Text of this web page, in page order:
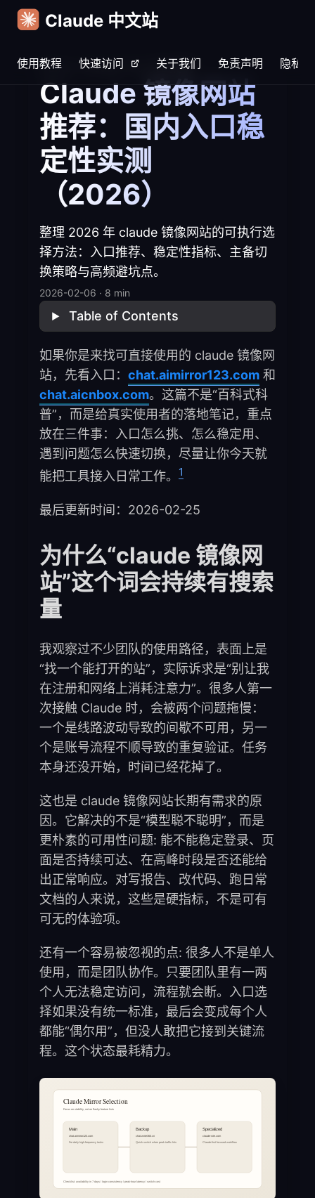
Claude 中文站
使用教程 快速访问 关于我们 免责声明 隐私
Home »Claude Tool 实战博客
Claude 镜像网站
推荐：国内入口稳
定性实测
（2026）
整理 2026 年 claude 镜像网站的可执行选
择方法：入口推荐、稳定性指标、主备切
换策略与高频避坑点。
2026-02-06 · 8 min
Table of Contents
如果你是来找可直接使用的 claude 镜像网
站，先看入口： chat.aimirror123.com 和
chat.aicnbox.com。这篇不是“百科式科
普”，而是给真实使用者的落地笔记，重点
放在三件事：入口怎么挑、怎么稳定用、
遇到问题怎么快速切换，尽量让你今天就
能把工具接入日常工作。
1
最后更新时间：2026-02-25
为什么“claude 镜像网
站”这个词会持续有搜索
量
我观察过不少团队的使用路径，表面上是
“找一个能打开的站”，实际诉求是“别让我
在注册和网络上消耗注意力”。很多人第一
次接触 Claude 时，会被两个问题拖慢：
一个是线路波动导致的间歇不可用，另一
个是账号流程不顺导致的重复验证。任务
本身还没开始，时间已经花掉了。
这也是 claude 镜像网站长期有需求的原
因。它解决的不是“模型聪不聪明”，而是
更朴素的可用性问题: 能不能稳定登录、页
面是否持续可达、在高峰时段是否还能给
出正常响应。对写报告、改代码、跑日常
文档的人来说，这些是硬指标，不是可有
可无的体验项。
还有一个容易被忽视的点: 很多人不是单人
使用，而是团队协作。只要团队里有一两
个人无法稳定访问，流程就会断。入口选
择如果没有统一标准，最后会变成每个人
都能“偶尔用”，但没人敢把它接到关键流
程。这个状态最耗精力。